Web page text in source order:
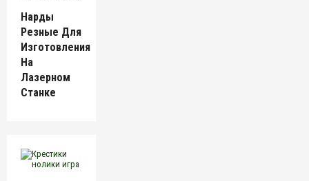
Нарды
Резные Для
Изготовления
На
Лазерном
Станке